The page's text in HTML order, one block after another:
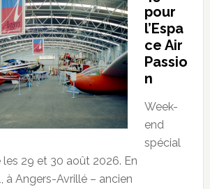
pour
l’Espa
ce Air
Passio
n
Week-
end
spécial
29 et 30 août 2026. En
à Angers-Avrillé – ancien